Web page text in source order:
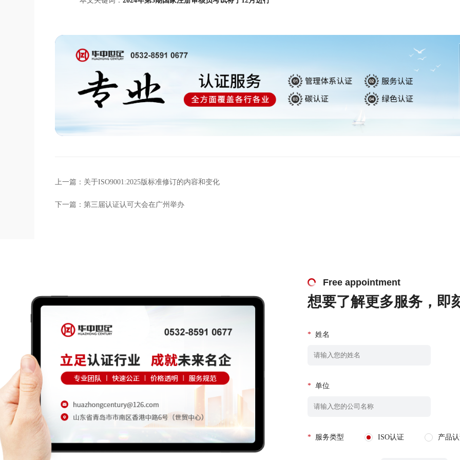
上一篇： 关于ISO9001:2025版标准修订的内容和变化
下一篇：第三届认证认可大会在广州举办
Free appointment
想要了解更多服务，即
* 姓名
* 单位
* 服务类型 ISO认证 产品